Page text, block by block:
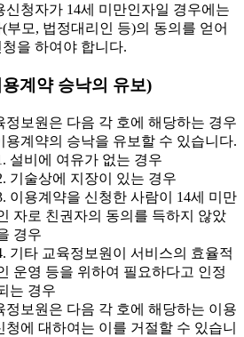
청자가 14세 미만인자일 경우에는
부모, 법정대리인 등)의 동의를 얻어
을 하여야 합니다.
계약 승낙의 유보)
보원은 다음 각 호에 해당하는 경우
용계약의 승낙을 유보할 수 있습니다.
설비에 여유가 없는 경우
기술상에 지장이 있는 경우
이용계약을 신청한 사람이 14세 미만
자로 친권자의 동의를 득하지 않았
경우
기타 교육정보원이 서비스의 효율적
운영 등을 위하여 필요하다고 인정
는 경우
보원은 다음 각 호에 해당하는 이용
청에 대하여는 이를 거절할 수 있습니